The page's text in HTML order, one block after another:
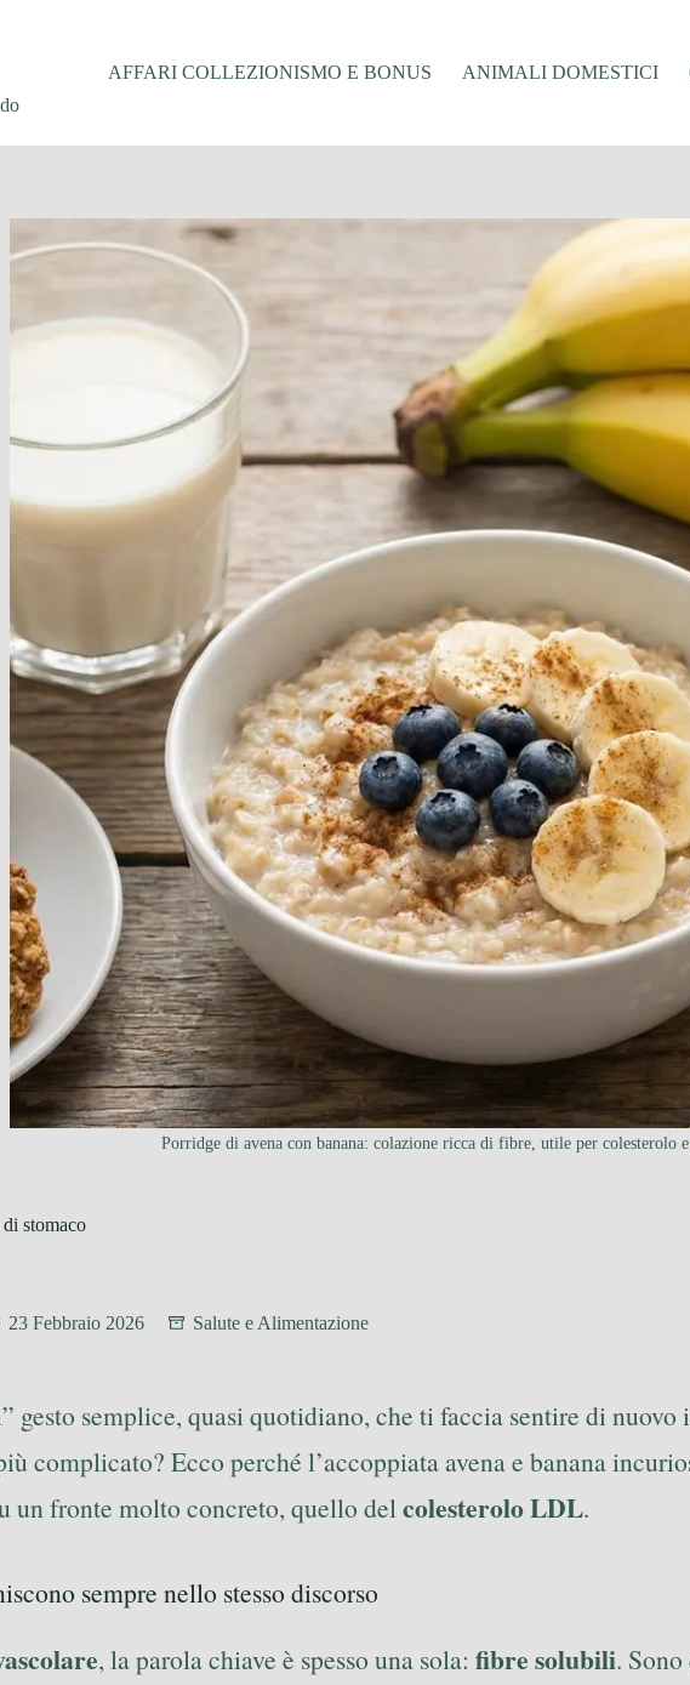
AFFARI COLLEZIONISMO E BONUS ANIMALI DOMESTICI
Porridge di avena con banana: colazione ricca di fibre, utile per colesterolo
stomaco
23 Febbraio 2026 Salute e Alimentazione
gesto semplice, quasi quotidiano, che ti faccia sentire di
complicato? Ecco perché l’accoppiata avena e banana
un fronte molto concreto, quello delcolesterolo LDL.
sempre nello stesso discorso
, la parola chiave è spesso una sola: fibre solubili.